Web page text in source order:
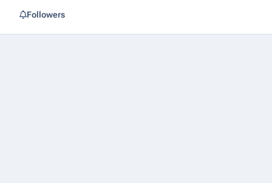
Followers